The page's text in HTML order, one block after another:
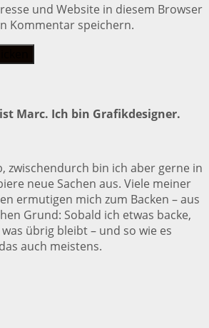
und Website in diesem Browser
Kommentar speichern.
Marc. Ich bin Grafikdesigner.
zwischendurch bin ich aber gerne in
neue Sachen aus. Viele meiner
ermutigen mich zum Backen – aus
Grund: Sobald ich etwas backe,
übrig bleibt – und so wie es
auch meistens.